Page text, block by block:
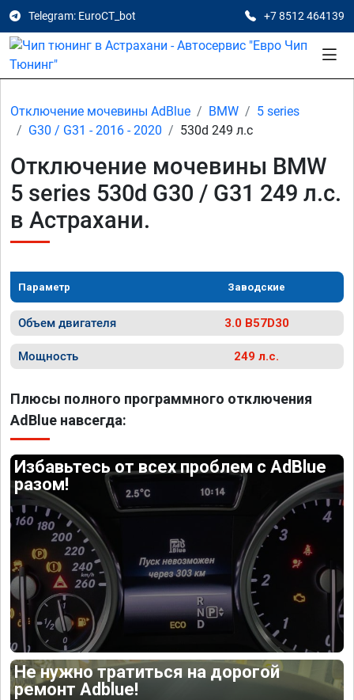
Telegram: EuroCT_bot +7 8512 464139
Отключение мочевины AdBlue BMW
5 series
G30 / G31 - 2016 - 2020
530d 249 л.с
Отключение мочевины BMW
5 series 530d G30 / G31 249 л.с.
в Астрахани.
Параметр Заводские
Объем двигателя 3.0 B57D30
Мощность 249 л.с.
Плюсы полного программного отключения
AdBlue навсегда:
Избавьтесь от всех проблем с AdBlue
разом!
Не нужно тратиться на дорогой
ремонт Adblue!